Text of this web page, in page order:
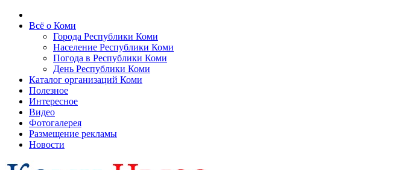
Всё о Коми
Города Республики Коми
Население Республики Коми
Погода в Республики Коми
День Республики Коми
Каталог организаций Коми
Полезное
Интересное
Видео
Фотогалерея
Размещение рекламы
Новости